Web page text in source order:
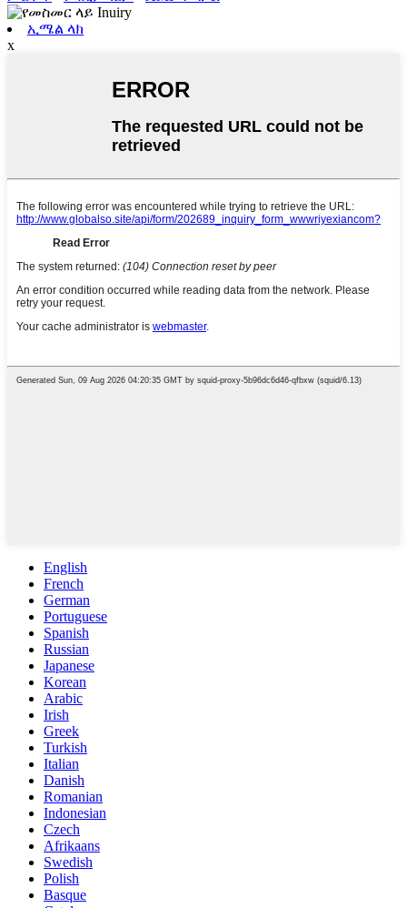
ኢሜል ላክ
x
English
French
German
Portuguese
Spanish
Russian
Japanese
Korean
Arabic
Irish
Greek
Turkish
Italian
Danish
Romanian
Indonesian
Czech
Afrikaans
Swedish
Polish
Basque